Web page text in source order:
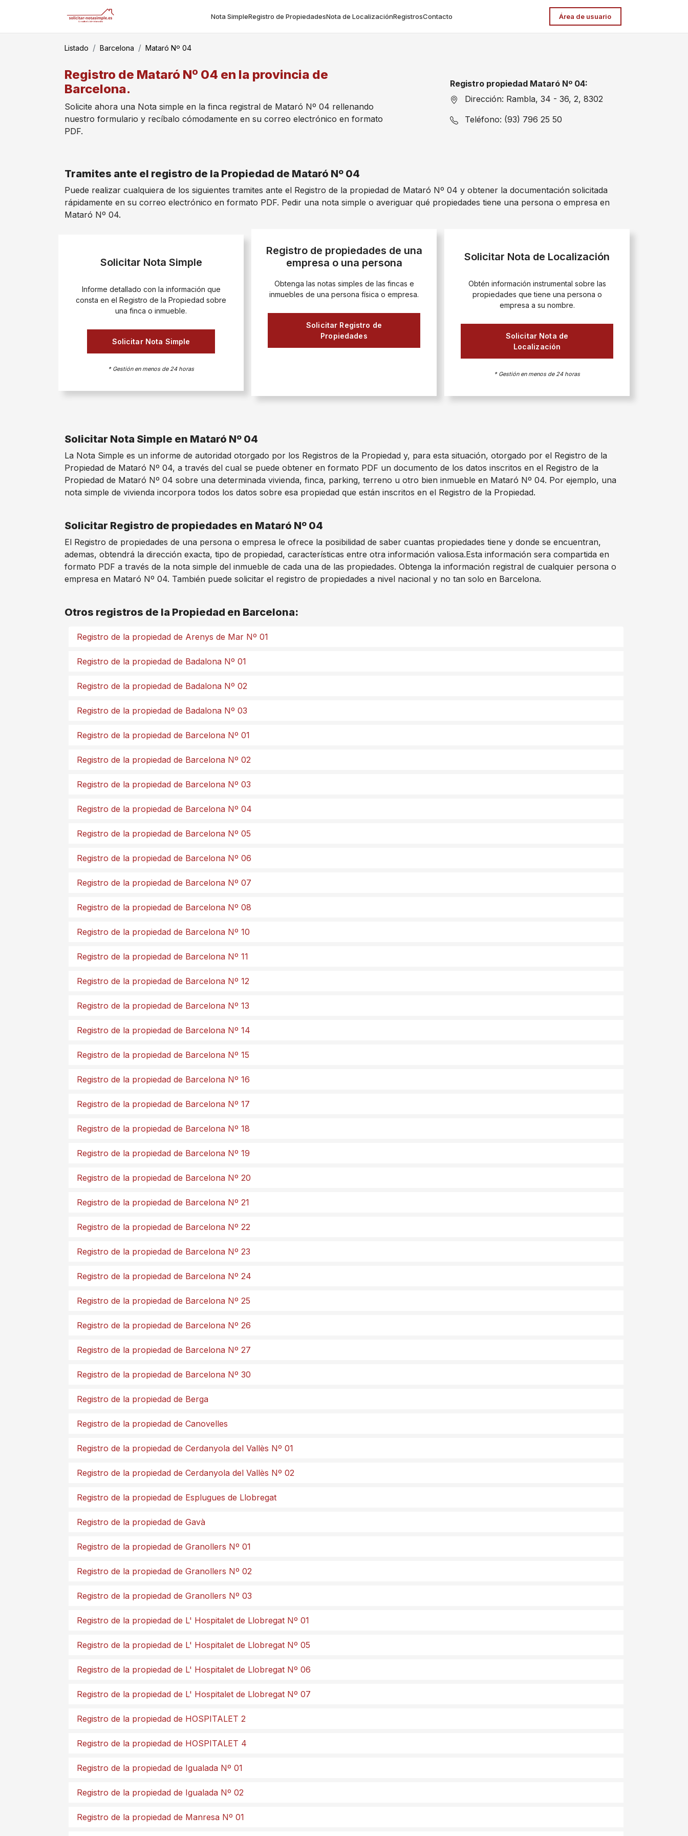
Nota SimpleRegistro de PropiedadesNota de LocalizaciónRegistrosContacto Área de usuario
Listado Barcelona Mataró Nº 04
Registro de Mataró Nº 04 en la provincia de
Barcelona.
Solicite ahora una Nota simple en la finca registral de Mataró Nº 04 rellenando
nuestro formulario y recíbalo cómodamente en su correo electrónico en formato
PDF.
Registro propiedad Mataró Nº 04:
Dirección: Rambla, 34 - 36, 2, 8302
Teléfono: (93) 796 25 50
Tramites ante el registro de la Propiedad de Mataró Nº 04
Puede realizar cualquiera de los siguientes tramites ante el Registro de la propiedad de Mataró Nº 04 y obtener la documentación solicitada
rápidamente en su correo electrónico en formato PDF. Pedir una nota simple o averiguar qué propiedades tiene una persona o empresa en
Mataró Nº 04.
Solicitar Nota Simple
Informe detallado con la información que
consta en el Registro de la Propiedad sobre
una finca o inmueble.
Solicitar Nota Simple
* Gestión en menos de 24 horas
Registro de propiedades de una
empresa o una persona
Obtenga las notas simples de las fincas e
inmuebles de una persona física o empresa.
Solicitar Registro de
Propiedades
Solicitar Nota de Localización
Obtén información instrumental sobre las
propiedades que tiene una persona o
empresa a su nombre.
Solicitar Nota de
Localización
* Gestión en menos de 24 horas
Solicitar Nota Simple en Mataró Nº 04
La Nota Simple es un informe de autoridad otorgado por los Registros de la Propiedad y, para esta situación, otorgado por el Registro de la
Propiedad de Mataró Nº 04, a través del cual se puede obtener en formato PDF un documento de los datos inscritos en el Registro de la
Propiedad de Mataró Nº 04 sobre una determinada vivienda, finca, parking, terreno u otro bien inmueble en Mataró Nº 04. Por ejemplo, una
nota simple de vivienda incorpora todos los datos sobre esa propiedad que están inscritos en el Registro de la Propiedad.
Solicitar Registro de propiedades en Mataró Nº 04
El Registro de propiedades de una persona o empresa le ofrece la posibilidad de saber cuantas propiedades tiene y donde se encuentran,
ademas, obtendrá la dirección exacta, tipo de propiedad, características entre otra información valiosa.Esta información sera compartida en
formato PDF a través de la nota simple del inmueble de cada una de las propiedades. Obtenga la información registral de cualquier persona o
empresa en Mataró Nº 04. También puede solicitar el registro de propiedades a nivel nacional y no tan solo en Barcelona.
Otros registros de la Propiedad en Barcelona:
Registro de la propiedad de Arenys de Mar Nº 01
Registro de la propiedad de Badalona Nº 01
Registro de la propiedad de Badalona Nº 02
Registro de la propiedad de Badalona Nº 03
Registro de la propiedad de Barcelona Nº 01
Registro de la propiedad de Barcelona Nº 02
Registro de la propiedad de Barcelona Nº 03
Registro de la propiedad de Barcelona Nº 04
Registro de la propiedad de Barcelona Nº 05
Registro de la propiedad de Barcelona Nº 06
Registro de la propiedad de Barcelona Nº 07
Registro de la propiedad de Barcelona Nº 08
Registro de la propiedad de Barcelona Nº 10
Registro de la propiedad de Barcelona Nº 11
Registro de la propiedad de Barcelona Nº 12
Registro de la propiedad de Barcelona Nº 13
Registro de la propiedad de Barcelona Nº 14
Registro de la propiedad de Barcelona Nº 15
Registro de la propiedad de Barcelona Nº 16
Registro de la propiedad de Barcelona Nº 17
Registro de la propiedad de Barcelona Nº 18
Registro de la propiedad de Barcelona Nº 19
Registro de la propiedad de Barcelona Nº 20
Registro de la propiedad de Barcelona Nº 21
Registro de la propiedad de Barcelona Nº 22
Registro de la propiedad de Barcelona Nº 23
Registro de la propiedad de Barcelona Nº 24
Registro de la propiedad de Barcelona Nº 25
Registro de la propiedad de Barcelona Nº 26
Registro de la propiedad de Barcelona Nº 27
Registro de la propiedad de Barcelona Nº 30
Registro de la propiedad de Berga
Registro de la propiedad de Canovelles
Registro de la propiedad de Cerdanyola del Vallès Nº 01
Registro de la propiedad de Cerdanyola del Vallès Nº 02
Registro de la propiedad de Esplugues de Llobregat
Registro de la propiedad de Gavà
Registro de la propiedad de Granollers Nº 01
Registro de la propiedad de Granollers Nº 02
Registro de la propiedad de Granollers Nº 03
Registro de la propiedad de L' Hospitalet de Llobregat Nº 01
Registro de la propiedad de L' Hospitalet de Llobregat Nº 05
Registro de la propiedad de L' Hospitalet de Llobregat Nº 06
Registro de la propiedad de L' Hospitalet de Llobregat Nº 07
Registro de la propiedad de HOSPITALET 2
Registro de la propiedad de HOSPITALET 4
Registro de la propiedad de Igualada Nº 01
Registro de la propiedad de Igualada Nº 02
Registro de la propiedad de Manresa Nº 01